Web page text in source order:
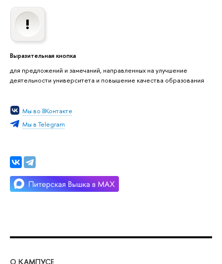
Выразительная кнопка
для предложений и замечаний, направленных на улучшение
деятельности университета и повышение качества образования
Мы во ВКонтакте
Мы в Telegram
О КАМПУСЕ